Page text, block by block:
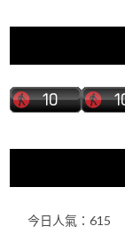
今日人氣： 615